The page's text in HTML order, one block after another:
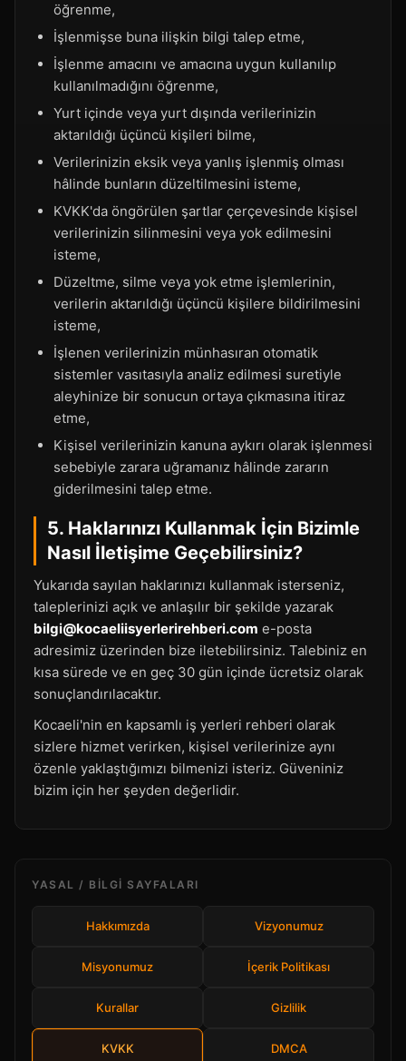
öğrenme,
İşlenmişse buna ilişkin bilgi talep etme,
İşlenme amacını ve amacına uygun kullanılıp
kullanılmadığını öğrenme,
Yurt içinde veya yurt dışında verilerinizin
aktarıldığı üçüncü kişileri bilme,
Verilerinizin eksik veya yanlış işlenmiş olması
hâlinde bunların düzeltilmesini isteme,
KVKK'da öngörülen şartlar çerçevesinde kişisel
verilerinizin silinmesini veya yok edilmesini
isteme,
Düzeltme, silme veya yok etme işlemlerinin,
verilerin aktarıldığı üçüncü kişilere bildirilmesini
isteme,
İşlenen verilerinizin münhasıran otomatik
sistemler vasıtasıyla analiz edilmesi suretiyle
aleyhinize bir sonucun ortaya çıkmasına itiraz
etme,
Kişisel verilerinizin kanuna aykırı olarak işlenmesi
sebebiyle zarara uğramanız hâlinde zararın
giderilmesini talep etme.
5. Haklarınızı Kullanmak İçin Bizimle
Nasıl İletişime Geçebilirsiniz?
Yukarıda sayılan haklarınızı kullanmak isterseniz,
taleplerinizi açık ve anlaşılır bir şekilde yazarak
bilgi@kocaeliisyerlerirehberi.com e-posta
adresimiz üzerinden bize iletebilirsiniz. Talebiniz en
kısa sürede ve en geç 30 gün içinde ücretsiz olarak
sonuçlandırılacaktır.
Kocaeli'nin en kapsamlı iş yerleri rehberi olarak
sizlere hizmet verirken, kişisel verilerinize aynı
özenle yaklaştığımızı bilmenizi isteriz. Güveniniz
bizim için her şeyden değerlidir.
YASAL / BILGI SAYFALARI
Hakkımızda Vizyonumuz
Misyonumuz İçerik Politikası
Kurallar Gizlilik
KVKK DMCA